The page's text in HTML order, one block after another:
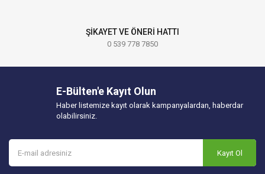
ŞİKAYET VE ÖNERİ HATTI
0 539 778 7850
E-Bülten'e Kayıt Olun
Haber listemize kayıt olarak kampanyalardan, haberdar
olabilirsiniz.
Kayıt Ol